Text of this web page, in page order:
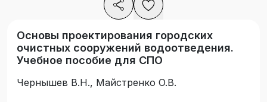
Основы проектирования городских
очистных сооружений водоотведения.
Учебное пособие для СПО
Чернышев В.Н., Майстренко О.В.